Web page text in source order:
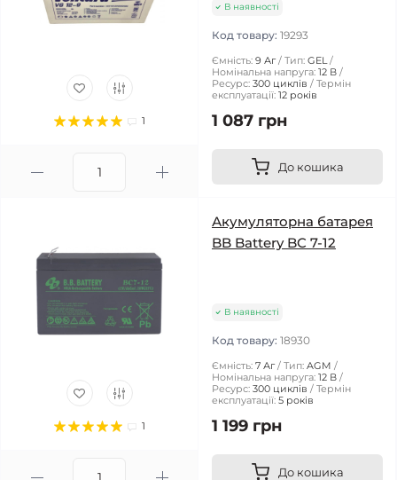
1
В наявності
Код товару: 19293
Ємність: 9 Аг Тип: GEL
Номінальна напруга: 12 В
Ресурс: 300 циклів
Термін
експлуатації: 12 років
1 087 грн
До кошика
1
Акумуляторна батарея
BB Battery BC 7-12
В наявності
Код товару: 18930
Ємність: 7 Аг Тип: AGM
Номінальна напруга: 12 В
Ресурс: 300 циклів
Термін
експлуатації: 5 років
1 199 грн
До кошика